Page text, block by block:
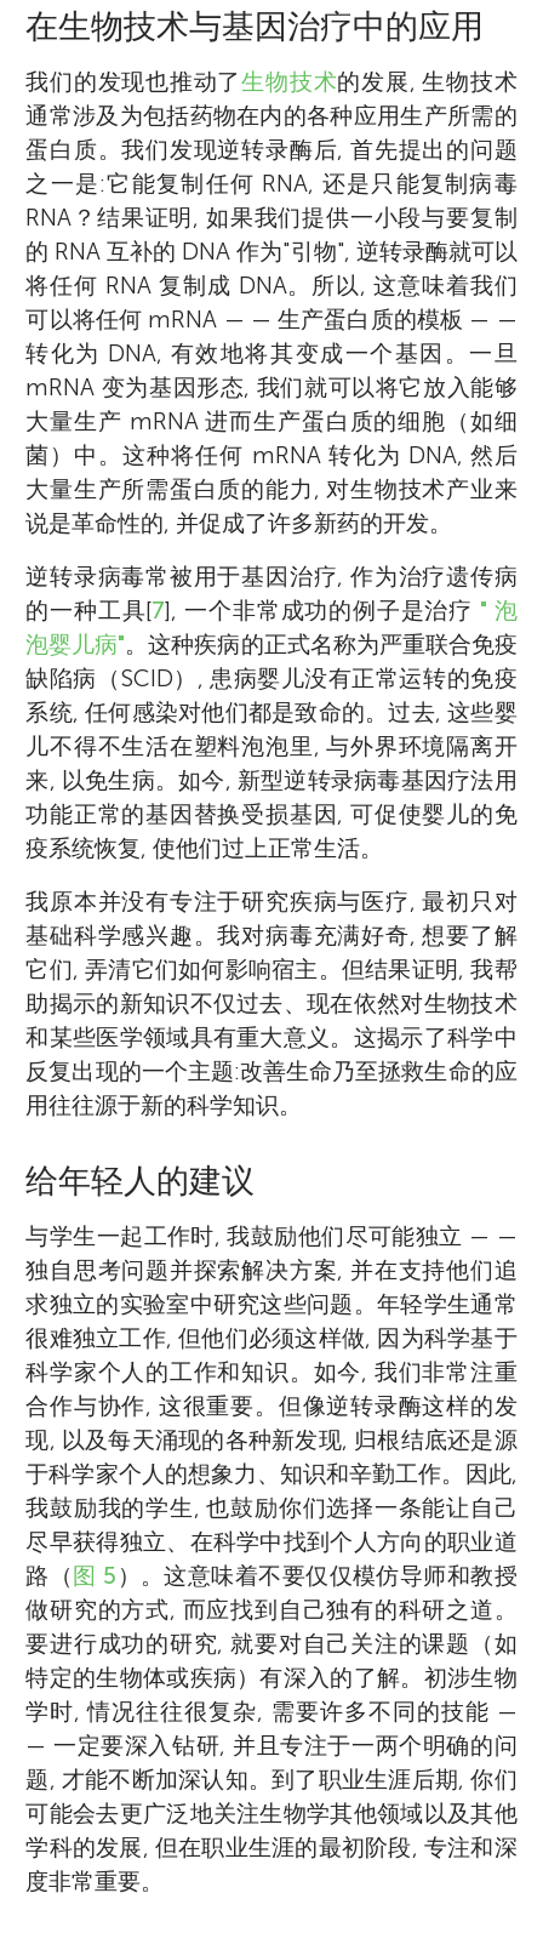
在生物技术与基因治疗中的应用
我们的发现也推动了生物技术的发展, 生物技术
通常涉及为包括药物在内的各种应用生产所需的
蛋白质。我们发现逆转录酶后, 首先提出的问题
之一是:它能复制任何 RNA, 还是只能复制病毒
RNA？结果证明, 如果我们提供一小段与要复制
的 RNA 互补的 DNA 作为"引物", 逆转录酶就可以
将任何 RNA 复制成 DNA。所以, 这意味着我们
可以将任何 mRNA — — 生产蛋白质的模板 — —
转化为 DNA, 有效地将其变成一个基因。一旦
mRNA 变为基因形态, 我们就可以将它放入能够
大量生产 mRNA 进而生产蛋白质的细胞（如细
菌）中。这种将任何 mRNA 转化为 DNA, 然后
大量生产所需蛋白质的能力, 对生物技术产业来
说是革命性的, 并促成了许多新药的开发。
逆转录病毒常被用于基因治疗, 作为治疗遗传病
的一种工具[7], 一个非常成功的例子是治疗 " 泡
泡婴儿病"。这种疾病的正式名称为严重联合免疫
缺陷病（SCID）, 患病婴儿没有正常运转的免疫
系统, 任何感染对他们都是致命的。过去, 这些婴
儿不得不生活在塑料泡泡里, 与外界环境隔离开
来, 以免生病。如今, 新型逆转录病毒基因疗法用
功能正常的基因替换受损基因, 可促使婴儿的免
疫系统恢复, 使他们过上正常生活。
我原本并没有专注于研究疾病与医疗, 最初只对
基础科学感兴趣。我对病毒充满好奇, 想要了解
它们, 弄清它们如何影响宿主。但结果证明, 我帮
助揭示的新知识不仅过去、现在依然对生物技术
和某些医学领域具有重大意义。这揭示了科学中
反复出现的一个主题:改善生命乃至拯救生命的应
用往往源于新的科学知识。
给年轻人的建议
与学生一起工作时, 我鼓励他们尽可能独立 — —
独自思考问题并探索解决方案, 并在支持他们追
求独立的实验室中研究这些问题。年轻学生通常
很难独立工作, 但他们必须这样做, 因为科学基于
科学家个人的工作和知识。如今, 我们非常注重
合作与协作, 这很重要。但像逆转录酶这样的发
现, 以及每天涌现的各种新发现, 归根结底还是源
于科学家个人的想象力、知识和辛勤工作。因此,
我鼓励我的学生, 也鼓励你们选择一条能让自己
尽早获得独立、在科学中找到个人方向的职业道
路（ 图 5 ）。这意味着不要仅仅模仿导师和教授
做研究的方式, 而应找到自己独有的科研之道。
要进行成功的研究, 就要对自己关注的课题（如
特定的生物体或疾病）有深入的了解。初涉生物
学时, 情况往往很复杂, 需要许多不同的技能 —
— 一定要深入钻研, 并且专注于一两个明确的问
题, 才能不断加深认知。到了职业生涯后期, 你们
可能会去更广泛地关注生物学其他领域以及其他
学科的发展, 但在职业生涯的最初阶段, 专注和深
度非常重要。